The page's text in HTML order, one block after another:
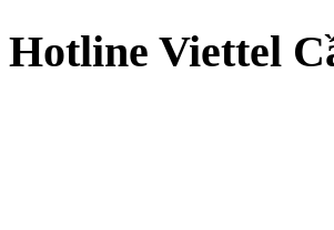
Hotline Viettel